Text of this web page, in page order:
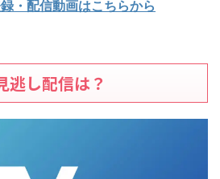
・配信動画はこちらから
逃し配信は？